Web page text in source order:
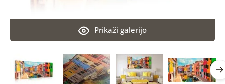
Prikaži galerijo